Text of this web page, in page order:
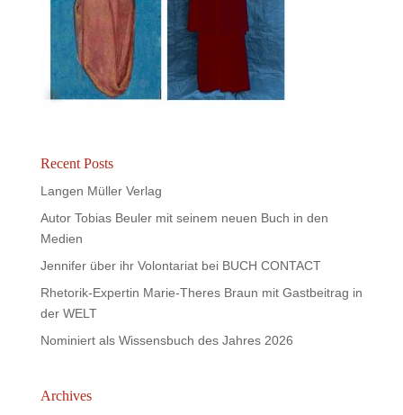
Recent Posts
Langen Müller Verlag
Autor Tobias Beuler mit seinem neuen Buch in den
Medien
Jennifer über ihr Volontariat bei BUCH CONTACT
Rhetorik-Expertin Marie-Theres Braun mit Gastbeitrag in
der WELT
Nominiert als Wissensbuch des Jahres 2026
Archives